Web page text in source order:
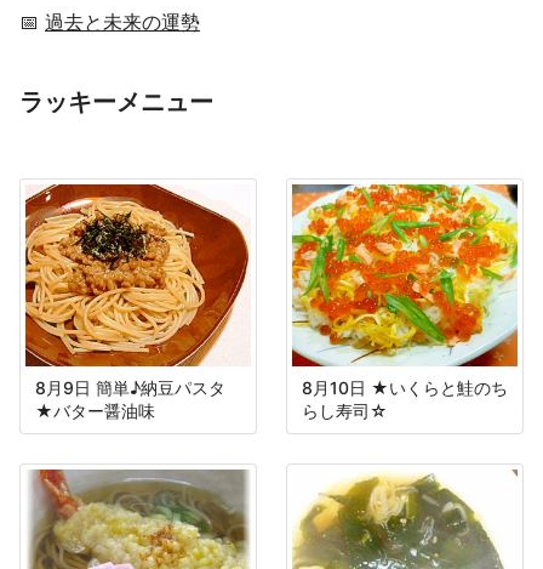
📅 過去と未来の運勢
ラッキーメニュー
8月9日 簡単♪納豆パスタ
★バター醤油味
8月10日 ★いくらと鮭のち
らし寿司☆